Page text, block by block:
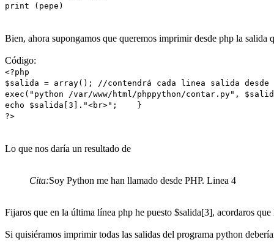
print (pepe)
Bien, ahora supongamos que queremos imprimir desde php la salida
Código:
<?php
$salida = array(); //contendrá cada linea salida desde
exec("python /var/www/html/phppython/contar.py",
echo $salida[3]."<br>"; }
?>
Lo que nos daría un resultado de
Cita:Soy Python me han llamado desde PHP. Linea 4
Fijaros que en la última línea php he puesto $salida[3], acordaros
Si quisiéramos imprimir todas las salidas del programa python